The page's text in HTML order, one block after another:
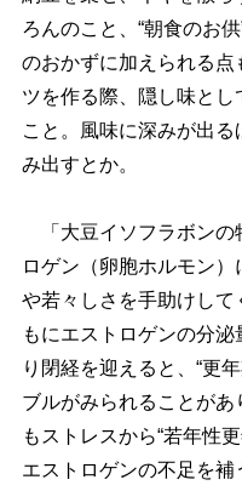
ろんのこと、“朝食のお
のおかずに加えられる点
ツを作る際、隠し味と
こと。風味に深みが出
み出すとか。
「大豆イソフラボンの
ロゲン（卵胞ホルモン
若々しさを手助けして
もにエストロゲンの分
り閉経を迎えると、“更
ブルがみられることがあ
もストレスから“若年性
エストロゲンの不足を補